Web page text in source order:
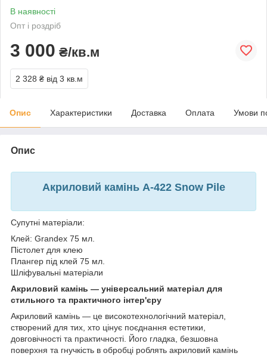
В наявності
Опт і роздріб
3 000 ₴/кв.м
2 328 ₴ від 3 кв.м
Опис Характеристики Доставка Оплата Умови
Опис
Акриловий камінь A-422 Snow Pile
Супутні матеріали:
Клей: Grandex 75 мл.
Пістолет для клею
Плангер під клей 75 мл.
Шліфувальні матеріали
Акриловий камінь — універсальний матеріал для
стильного та практичного інтер'єру
Акриловий камінь — це високотехнологічний матеріал,
створений для тих, хто цінує поєднання естетики,
довговічності та практичності. Його гладка, безшовна
поверхня та гнучкість в обробці роблять акриловий камінь